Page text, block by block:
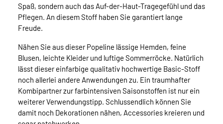
Spaß, sondern auch das Auf-der-Haut-Tragegefühl und das
Pflegen. An diesem Stoff haben Sie garantiert lange
Freude.
Nähen Sie aus dieser Popeline lässige Hemden, feine
Blusen, leichte Kleider und luftige Sommerröcke. Natürlich
lässt dieser einfarbige qualitativ hochwertige Basic-Stoff
noch allerlei andere Anwendungen zu. Ein traumhafter
Kombipartner zur farbintensiven Saisonstoffen ist nur ein
weiterer Verwendungstipp. Schlussendlich können Sie
damit noch Dekorationen nähen, Accessories kreieren und